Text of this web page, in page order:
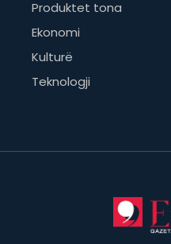
Produktet tona
Ekonomi
Kulturë
Teknologji